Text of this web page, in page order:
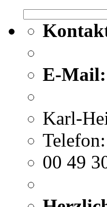
nach:
E-Mail:
Karl-
00 49